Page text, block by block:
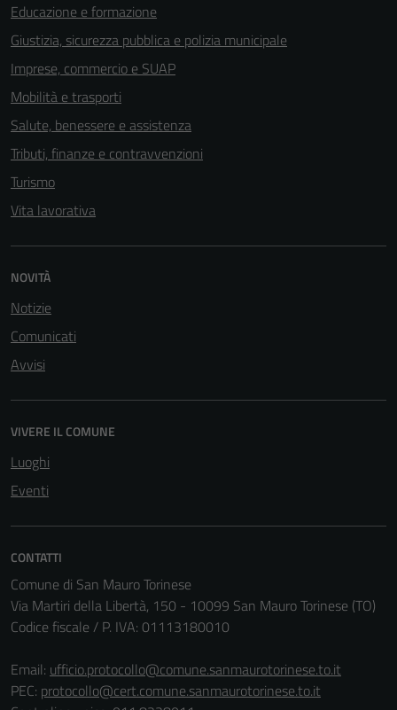
Educazione e formazione
Giustizia, sicurezza pubblica e polizia municipale
Imprese, commercio e SUAP
Mobilità e trasporti
Salute, benessere e assistenza
Tributi, finanze e contravvenzioni
Turismo
Vita lavorativa
NOVITÀ
Notizie
Comunicati
Avvisi
VIVERE IL COMUNE
Luoghi
Eventi
CONTATTI
Comune di San Mauro Torinese
Via Martiri della Libertà, 150 - 10099 San Mauro Torinese (TO)
Codice fiscale / P. IVA: 01113180010
Email: ufficio.protocollo@comune.sanmaurotorinese.to.it
PEC: protocollo@cert.comune.sanmaurotorinese.to.it